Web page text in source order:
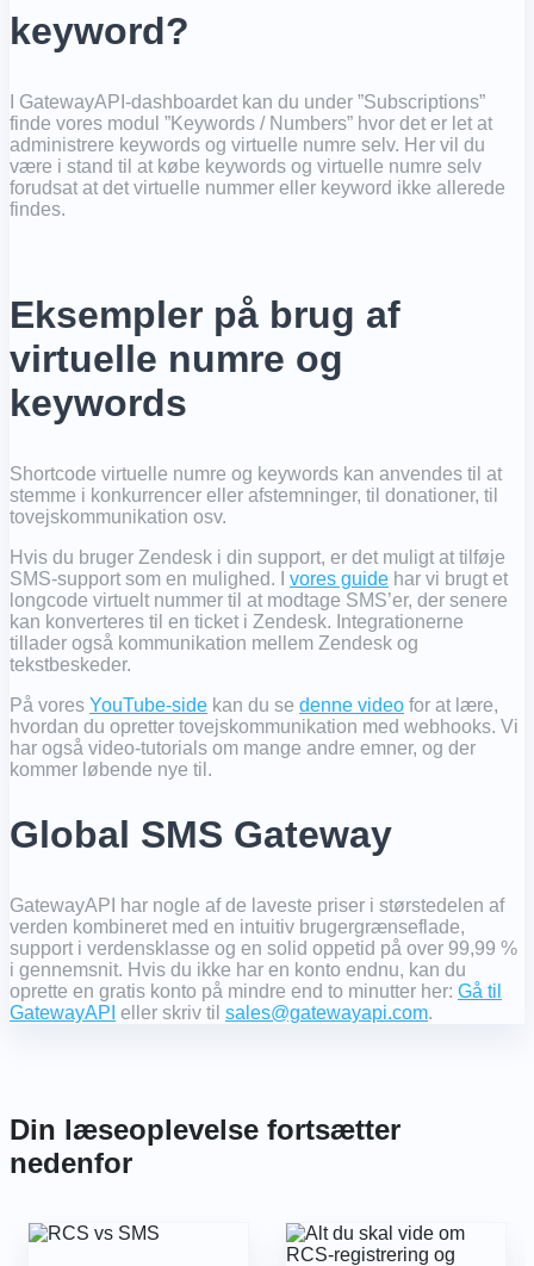
keyword?
I GatewayAPI-dashboardet kan du under ”Subscriptions”
finde vores modul ”Keywords / Numbers” hvor det er let at
administrere keywords og virtuelle numre selv. Her vil du
være i stand til at købe keywords og virtuelle numre selv
forudsat at det virtuelle nummer eller keyword ikke allerede
findes.
Eksempler på brug af
virtuelle numre og
keywords
Shortcode virtuelle numre og keywords kan anvendes til at
stemme i konkurrencer eller afstemninger, til donationer, til
tovejskommunikation osv.
Hvis du bruger Zendesk i din support, er det muligt at tilføje
SMS-support som en mulighed. I vores guide har vi brugt et
longcode virtuelt nummer til at modtage SMS’er, der senere
kan konverteres til en ticket i Zendesk. Integrationerne
tillader også kommunikation mellem Zendesk og
tekstbeskeder.
På vores YouTube-side kan du se denne video for at lære,
hvordan du opretter tovejskommunikation med webhooks. Vi
har også video-tutorials om mange andre emner, og der
kommer løbende nye til.
Global SMS Gateway
GatewayAPI har nogle af de laveste priser i størstedelen af ​​
verden kombineret med en intuitiv brugergrænseflade,
support i verdensklasse og en solid oppetid på over 99,99 %
i gennemsnit. Hvis du ikke har en konto endnu, kan du
oprette en gratis konto på mindre end to minutter her: Gå til
GatewayAPI eller skriv til sales@gatewayapi.com.
Din læseoplevelse fortsætter
nedenfor